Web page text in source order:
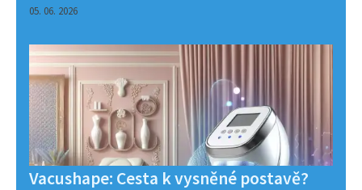
05. 06. 2026
Vacushape: Cesta k vysněné postavě?